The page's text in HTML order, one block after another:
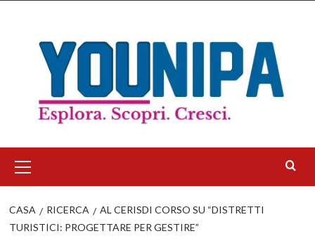
contenuto
principale
CASA RICERCA
AL CERISDI CORSO SU “DISTRETTI
TURISTICI: PROGETTARE PER GESTIRE”